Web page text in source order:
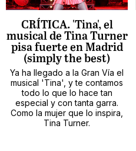
CRÍTICA. 'Tina', el
musical de Tina Turner
pisa fuerte en Madrid
(simply the best)
Ya ha llegado a la Gran Vía el
musical 'Tina', y te contamos
todo lo que lo hace tan
especial y con tanta garra.
Como la mujer que lo inspira,
Tina Turner.